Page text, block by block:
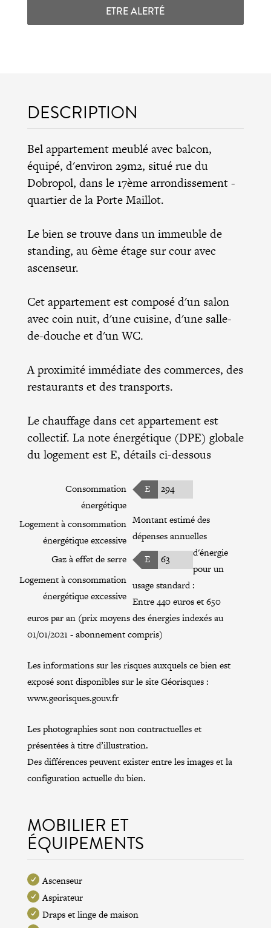
ETRE ALERTÉ
DESCRIPTION
Bel appartement meublé avec balcon,
équipé, d'environ 29m2, situé rue du
Dobropol, dans le 17ème arrondissement -
quartier de la Porte Maillot.
Le bien se trouve dans un immeuble de
standing, au 6ème étage sur cour avec
ascenseur.
Cet appartement est composé d'un salon
avec coin nuit, d'une cuisine, d'une salle-
de-douche et d'un WC.
A proximité immédiate des commerces, des
restaurants et des transports.
Le chauffage dans cet appartement est
collectif. La note énergétique (DPE) globale
du logement est E, détails ci-dessous
Consommation
énergétique
E 294
Logement à consommation
énergétique excessive
Gaz à effet de serre
E
63
Logement à consommation
énergétique excessive
Montant estimé des
dépenses annuelles
d'énergie
pour un
usage standard :
Entre 440 euros et 650
euros par an (prix moyens des énergies indexés au
01/01/2021 - abonnement compris)
Les informations sur les risques auxquels ce bien est
exposé sont disponibles sur le site Géorisques :
www.georisques.gouv.fr
Les photographies sont non contractuelles et
présentées à titre d’illustration.
Des différences peuvent exister entre les images et la
configuration actuelle du bien.
MOBILIER ET
ÉQUIPEMENTS
Ascenseur
Aspirateur
Draps et linge de maison